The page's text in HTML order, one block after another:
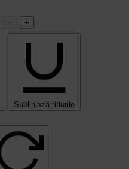
+
Subliniază titlurile